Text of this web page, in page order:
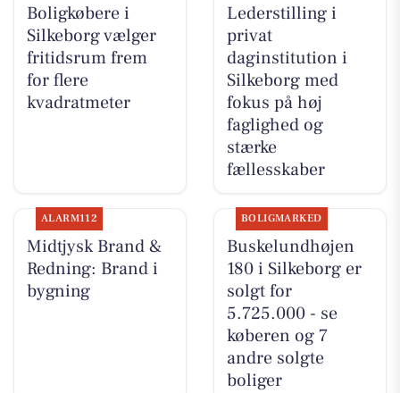
Boligkøbere i
Silkeborg vælger
fritidsrum frem
for flere
kvadratmeter
Lederstilling i
privat
daginstitution i
Silkeborg med
fokus på høj
faglighed og
stærke
fællesskaber
ALARM112
Midtjysk Brand &
Redning: Brand i
bygning
BOLIGMARKED
Buskelundhøjen
180 i Silkeborg er
solgt for
5.725.000 - se
køberen og 7
andre solgte
boliger